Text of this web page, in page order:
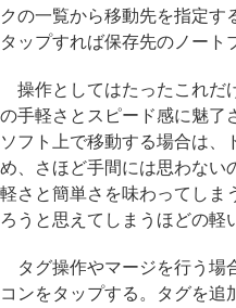
クの一覧から移動先を指定す
タップすれば保存先のノート
操作としてはたったこれだ
の手軽さとスピード感に魅了
ソフト上で移動する場合は、
め、さほど手間には思わない
軽さと簡単さを味わってしま
ろうと思えてしまうほどの軽
タグ操作やマージを行う場
コンをタップする。タグを追